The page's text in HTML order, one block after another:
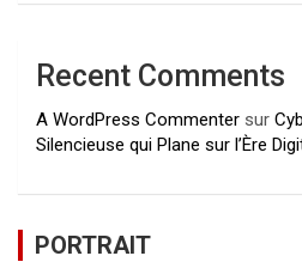
Recent Comments
A WordPress Commenter sur
Silencieuse qui Plane sur l’Ère
PORTRAIT